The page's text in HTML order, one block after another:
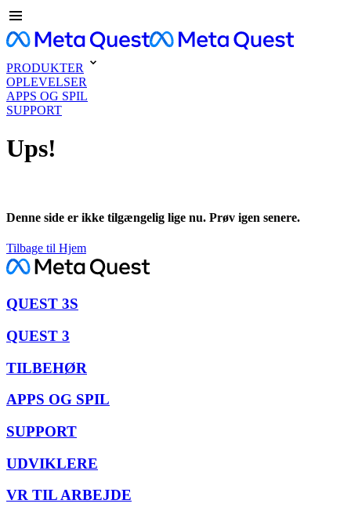
PRODUKTER
OPLEVELSER
APPS OG SPIL
SUPPORT
Ups!
Denne side er ikke tilgængelig lige nu. Prøv igen senere.
Tilbage til Hjem
QUEST 3S
QUEST 3
TILBEHØR
APPS OG SPIL
SUPPORT
UDVIKLERE
VR TIL ARBEJDE